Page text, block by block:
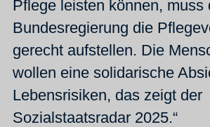
Pflege leisten können, muss
Bundesregierung die
gerecht aufstellen. Die
wollen eine solidarische
Lebensrisiken, das zeigt der
Sozialstaatsradar 2025.“